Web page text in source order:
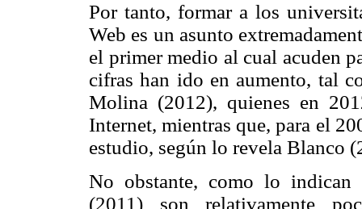
Por tanto, formar a los
Web es un asunto
el primer medio al cual acuden
cifras han ido en aumento, tal
Molina (2012), quienes en
Internet, mientras que, para el
estudio, según lo revela Blanco
No obstante, como lo indican
(2011) son relativamente